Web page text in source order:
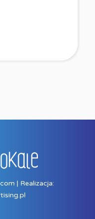
| Realizacja: